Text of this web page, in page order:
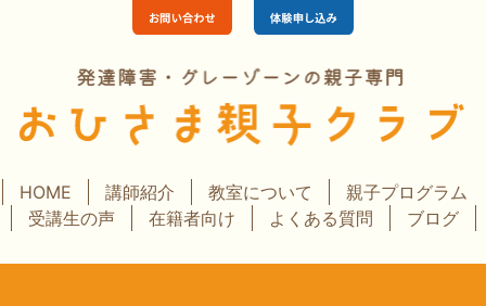
HOME 講師紹介 教室について
親子プログラム
受講生の声
在籍者向け よくある質問 ブログ